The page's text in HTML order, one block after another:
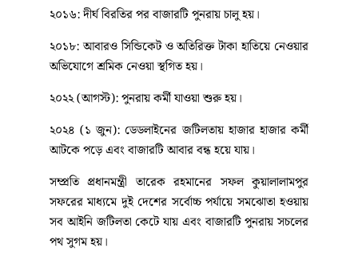
২০১৬: দীর্ঘ বিরতির পর বাজারটি পুনরায় চালু হয়।
২০১৮: আবারও সিন্ডিকেট ও অতিরিক্ত টাকা হাতিয়ে নেওয়ার
অভিযোগে শ্রমিক নেওয়া স্থগিত হয়।
২০২২ (আগস্ট): পুনরায় কর্মী যাওয়া শুরু হয়।
২০২৪ (১ জুন): ডেডলাইনের জটিলতায় হাজার হাজার কর্মী
আটকে পড়ে এবং বাজারটি আবার বন্ধ হয়ে যায়।
সম্প্রতি প্রধানমন্ত্রী তারেক রহমানের সফল কুয়ালালামপুর
সফরের মাধ্যমে দুই দেশের সর্বোচ্চ পর্যায়ে সমঝোতা হওয়ায়
সব আইনি জটিলতা কেটে যায় এবং বাজারটি পুনরায় সচলের
পথ সুগম হয়।